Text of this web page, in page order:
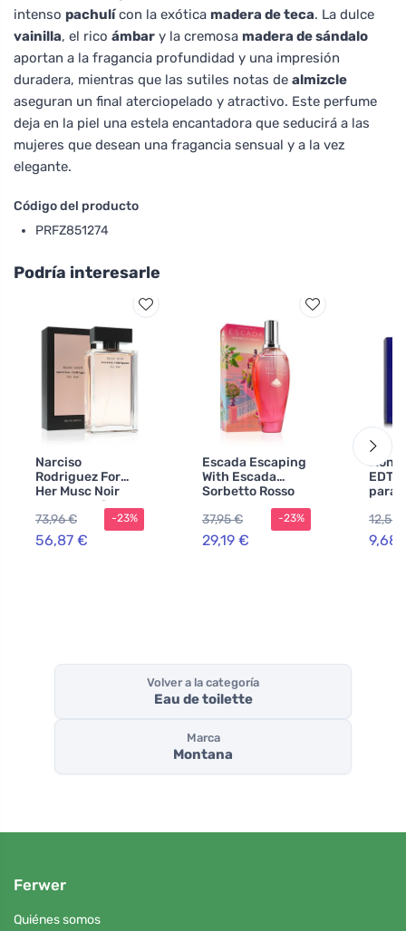
intenso pachulícon la exótica madera de teca. La dulce
vainilla, el rico ámbar y la cremosa madera de sándalo
aportan a la fragancia profundidad y una impresión
duradera, mientras que las sutiles notas de almizcle
aseguran un final aterciopelado y atractivo. Este perfume
deja en la piel una estela encantadora que seducirá a las
mujeres que desean una fragancia sensual y a la vez
elegante.
Código del producto
PRFZ851274
Podría interesarle
Narciso
Rodriguez For
Her Musc Noir
eau de parfum
para mujeres 50
ml
73,96 €
56,87 €
-23%
Escada Escaping
With Escada
Sorbetto Rosso
agua de tocador
para mujer 100
ml
37,95 €
29,19 €
-23%
EDT
para
12,58
9,68
Volver a la categoría
Eau de toilette
Marca
Montana
Ferwer
Quiénes somos